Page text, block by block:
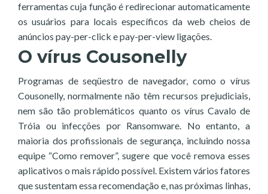
ferramentas cuja função é redirecionar automaticamente
os usuários para locais específicos da web cheios de
anúncios pay-per-click e pay-per-view ligações.
O vírus Cousonelly
Programas de seqüestro de navegador, como o vírus
Cousonelly, normalmente não têm recursos prejudiciais,
nem são tão problemáticos quanto os vírus Cavalo de
Tróia ou infecções por Ransomware. No entanto, a
maioria dos profissionais de segurança, incluindo nossa
equipe “Como remover”, sugere que você remova esses
aplicativos o mais rápido possível. Existem vários fatores
que sustentam essa recomendação e, nas próximas linhas,